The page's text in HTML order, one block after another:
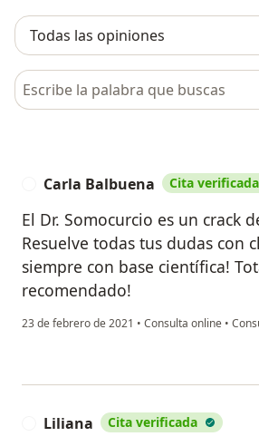
Busca en opiniones
Carla Balbuena Cita verificada
El Dr. Somocurcio es un crack
Resuelve todas tus dudas con
siempre con base científica!
recomendado!
23 de febrero de 2021 • Consulta online •
Liliana Cita verificada